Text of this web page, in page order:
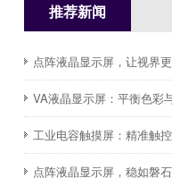
推荐新闻
点阵液晶显示屏，让视界
​VA液晶显示屏：平衡色彩
工业电容触摸屏：精准触控
点阵液晶显示屏，稳如磐